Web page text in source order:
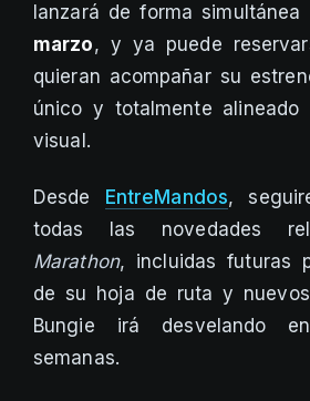
lanzará de forma
marzo, y ya puede
quieran acompañar su
único y totalmente alineado
visual.
Desde EntreMandos,
todas las novedades
Marathon, incluidas futuras
de su hoja de ruta y
Bungie irá desvelando
semanas.